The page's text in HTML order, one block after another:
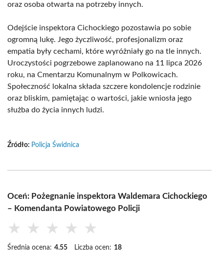
oraz osoba otwarta na potrzeby innych.
Odejście inspektora Cichockiego pozostawia po sobie
ogromną lukę. Jego życzliwość, profesjonalizm oraz
empatia były cechami, które wyróżniały go na tle innych.
Uroczystości pogrzebowe zaplanowano na 11 lipca 2026
roku, na Cmentarzu Komunalnym w Polkowicach.
Społeczność lokalna składa szczere kondolencje rodzinie
oraz bliskim, pamiętając o wartości, jakie wniosła jego
służba do życia innych ludzi.
Źródło: Policja Świdnica
Oceń: Pożegnanie inspektora Waldemara Cichockiego
– Komendanta Powiatowego Policji
★ ★ ★ ★ ★
Średnia ocena: 4.55 Liczba ocen: 18